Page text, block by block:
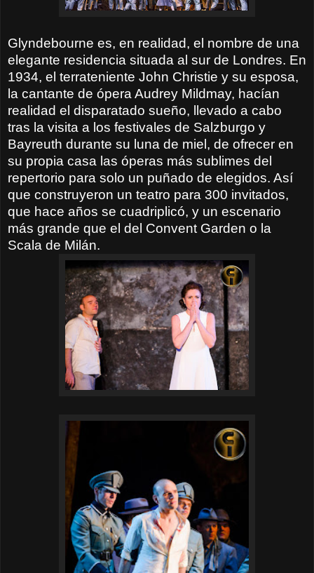
Glyndebourne es, en realidad, el nombre de una
elegante residencia situada al sur de Londres. En
1934, el terrateniente John Christie y su esposa,
la cantante de ópera Audrey Mildmay, hacían
realidad el disparatado sueño, llevado a cabo
tras la visita a los festivales de Salzburgo y
Bayreuth durante su luna de miel, de ofrecer en
su propia casa las óperas más sublimes del
repertorio para solo un puñado de elegidos. Así
que construyeron un teatro para 300 invitados,
que hace años se cuadriplicó, y un escenario
más grande que el del Convent Garden o la
Scala de Milán.